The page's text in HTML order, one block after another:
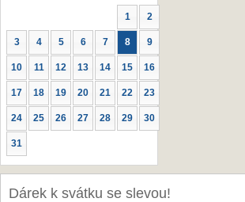
1 2
3 4 5 6 7 8 9
10 11 12 13 14 15 16
17 18 19 20 21 22 23
24 25 26 27 28 29 30
31
Dárek k svátku se slevou!